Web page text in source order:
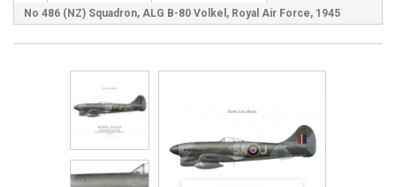
No 486 (NZ) Squadron, ALG B-80 Volkel, Royal Air Force, 1945